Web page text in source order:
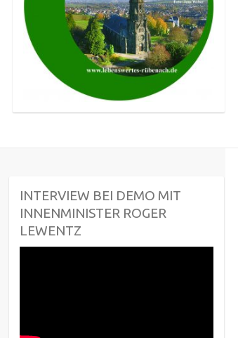
INTERVIEW BEI DEMO MIT
INNENMINISTER ROGER
LEWENTZ